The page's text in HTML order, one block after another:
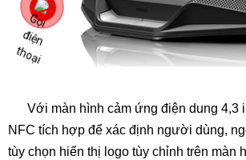
Với màn hình cảm ứng điện dung 4,3
NFC tích hợp để xác định người dùng,
tùy chọn hiển thị logo tùy chỉnh trên màn